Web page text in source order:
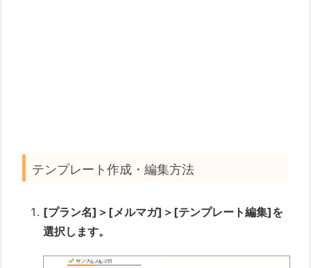
テンプレート作成・編集方法
[プラン名]＞[メルマガ]＞[テンプレート編集]を
選択します。